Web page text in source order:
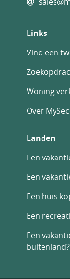
Links
Vind een
Woning
Over
Landen
Een
Een
Een huis
Een
Een
buitenland?